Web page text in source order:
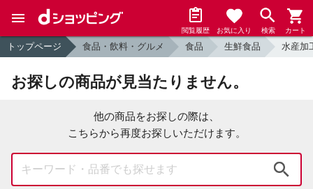
閲覧履歴 お気に入り 検索 カート
トップページ 食品・飲料・グルメ 食品 生鮮食品 水産加
お探しの商品が見当たりません。
他の商品をお探しの際は、
こちらから再度お探しいただけます。